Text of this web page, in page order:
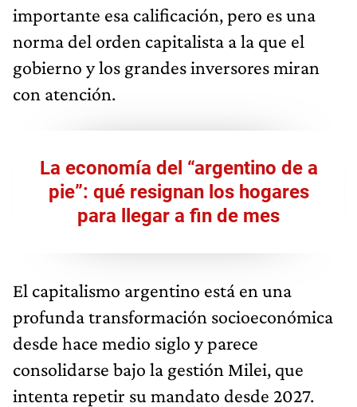
importante esa calificación, pero es una
norma del orden capitalista a la que el
gobierno y los grandes inversores miran
con atención.
La economía del “argentino de a
pie”: qué resignan los hogares
para llegar a fin de mes
El capitalismo argentino está en una
profunda transformación socioeconómica
desde hace medio siglo y parece
consolidarse bajo la gestión Milei, que
intenta repetir su mandato desde 2027.